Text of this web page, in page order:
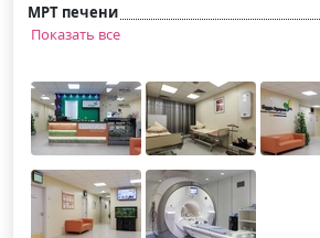
МРТ печени
Показать все